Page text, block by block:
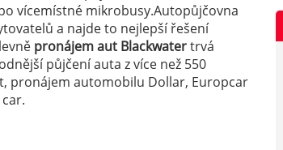
vícemístné mikrobusy.Autopůjčovna
a najde to nejlepší řešení
pronájem aut Blackwatertrvá
půjčení auta z více než 550
pronájem automobilu Dollar, Europcar